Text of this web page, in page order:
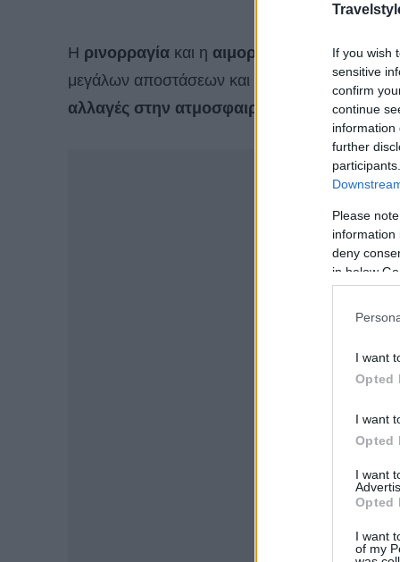
If you wish
sensitive
confirm
continue
information
further
Please
information
deny
in below
I want
Opted
I want
Opted
I want
Opted
I want
of my
Η ρινορραγία και η αιμορραγία
του αυτιού
μεγάλων αποστάσεων και μπορεί να
αλλαγές στην ατμοσφαιρική πίεση και